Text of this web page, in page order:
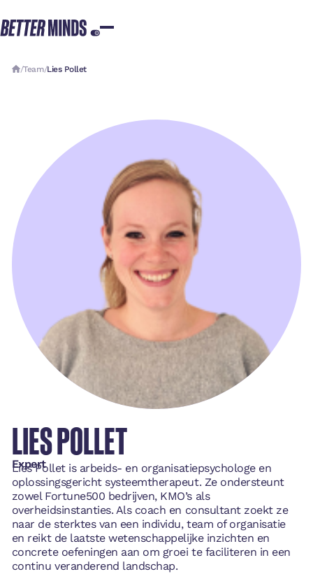
/Team/Lies Pollet
LIES POLLET
Expert
Lies Pollet is arbeids- en organisatiepsychologe en
oplossingsgericht systeemtherapeut. Ze ondersteunt
zowel Fortune500 bedrijven, KMO’s als
overheidsinstanties. Als coach en consultant zoekt ze
naar de sterktes van een individu, team of organisatie
en reikt de laatste wetenschappelijke inzichten en
concrete oefeningen aan om groei te faciliteren in een
continu veranderend landschap.